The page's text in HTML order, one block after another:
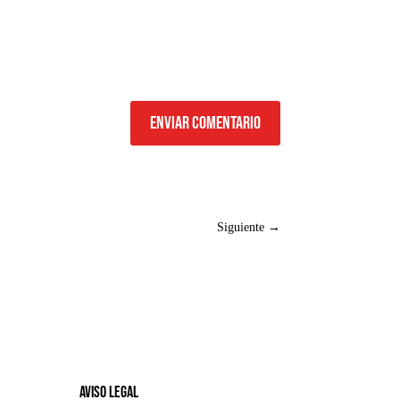
Enviar comentario
Siguiente→
Aviso legal